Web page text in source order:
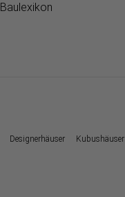
Baulexikon
Designerhäuser Kubushäuser